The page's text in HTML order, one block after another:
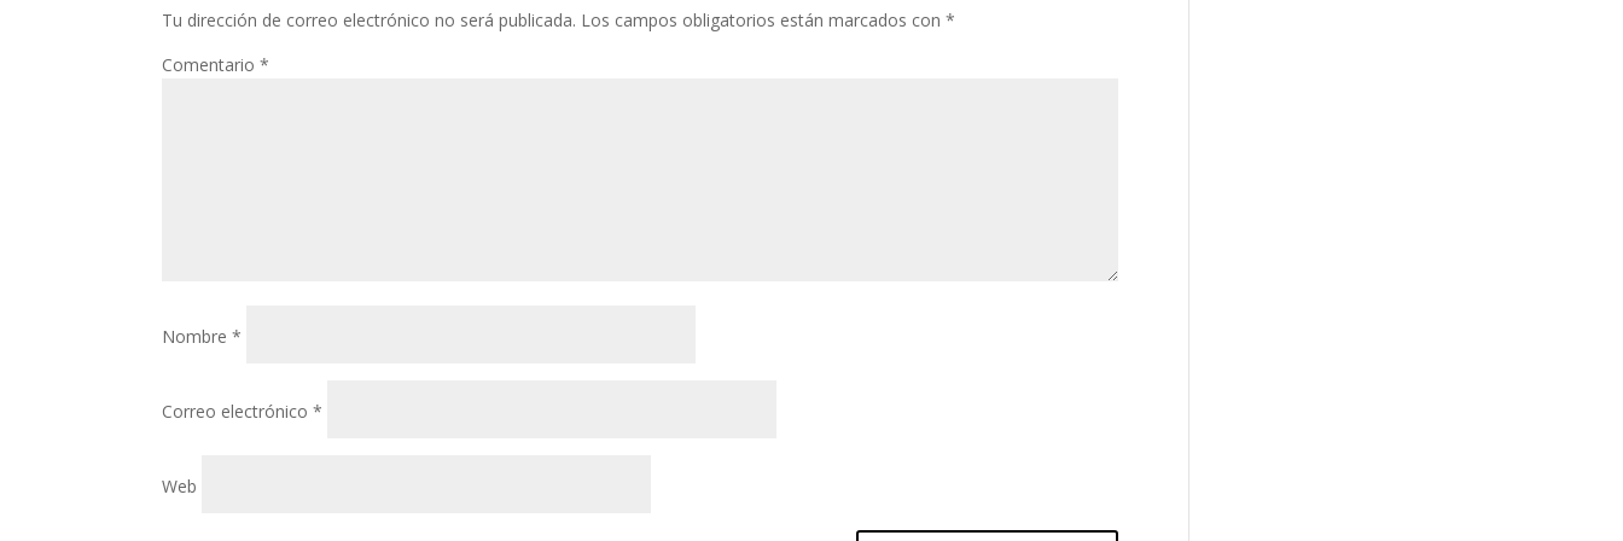
Tu dirección de correo electrónico no será publicada. Los campos obligatorios están marcados con*
Comentario*
Nombre*
Correo electrónico*
Web